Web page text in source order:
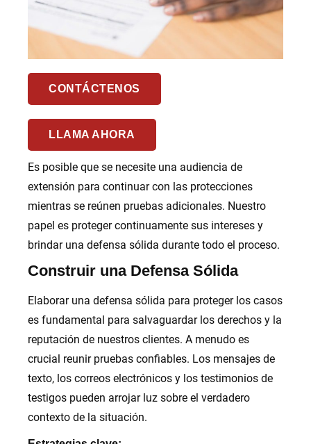
CONTÁCTENOS
LLAMA AHORA
Es posible que se necesite una audiencia de
extensión para continuar con las protecciones
mientras se reúnen pruebas adicionales. Nuestro
papel es proteger continuamente sus intereses y
brindar una defensa sólida durante todo el proceso.
Construir una Defensa Sólida
Elaborar una defensa sólida para proteger los casos
es fundamental para salvaguardar los derechos y la
reputación de nuestros clientes. A menudo es
crucial reunir pruebas confiables. Los mensajes de
texto, los correos electrónicos y los testimonios de
testigos pueden arrojar luz sobre el verdadero
contexto de la situación.